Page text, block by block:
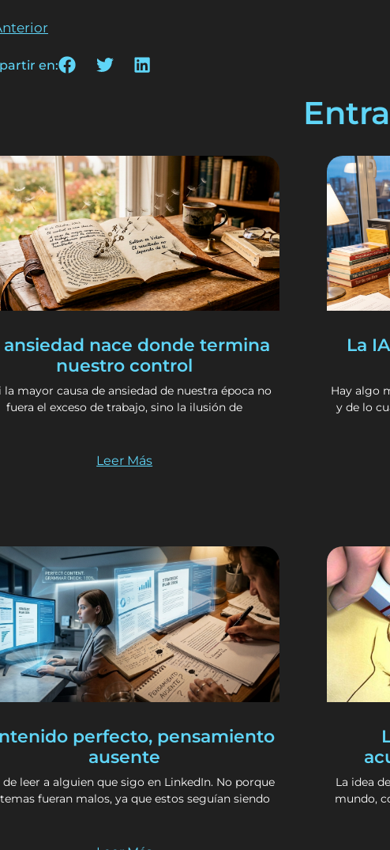
en:
ansiedad nace donde termina
nuestro control
la mayor causa de ansiedad de nuestra época no
fuera el exceso de trabajo, sino la ilusión de
Leer Más
La
Hay algo
y de lo
perfecto, pensamiento
ausente
de leer a alguien que sigo en LinkedIn. No porque
fueran malos, ya que estos seguían siendo
La idea
mundo,